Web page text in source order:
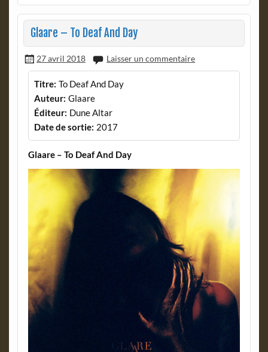
Glaare – To Deaf And Day
27 avril 2018 Laisser un commentaire
Titre: To Deaf And Day
Auteur: Glaare
Éditeur: Dune Altar
Date de sortie: 2017
Glaare – To Deaf And Day